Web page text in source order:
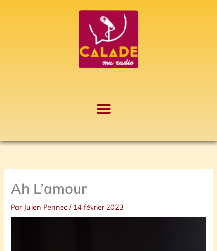
Ah L’amour
Par Julien Pennec/ 14 février 2023